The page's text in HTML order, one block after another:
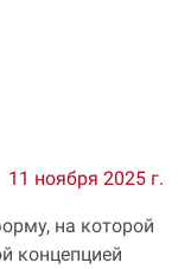
11 ноября 2025 г.
на которой
концепцией